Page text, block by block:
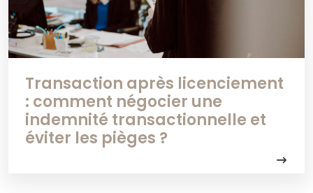
Transaction après licenciement
: comment négocier une
indemnité transactionnelle et
éviter les pièges ?